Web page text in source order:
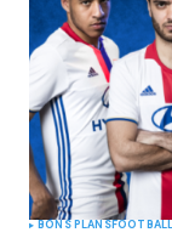
BONS PLANS